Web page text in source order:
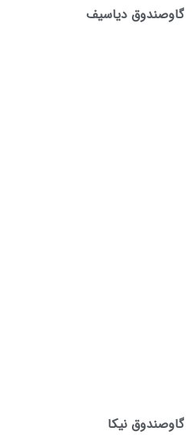
گاوصندوق دیاسیف
گاوصندوق نیکا